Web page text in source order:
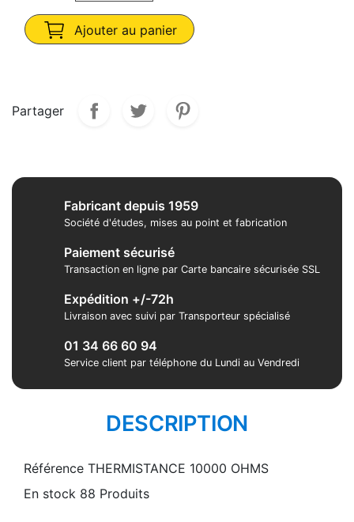
Ajouter au panier
Partager
Fabricant depuis 1959
Société d'études, mises au point et fabrication
Paiement sécurisé
Transaction en ligne par Carte bancaire sécurisée SSL
Expédition +/-72h
Livraison avec suivi par Transporteur spécialisé
01 34 66 60 94
Service client par téléphone du Lundi au Vendredi
DESCRIPTION
Référence THERMISTANCE 10000 OHMS
En stock 88 Produits